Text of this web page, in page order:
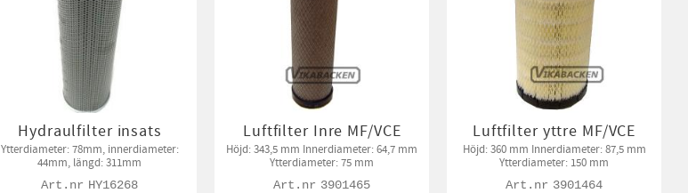
Hydraulfilter insats
Ytterdiameter: 78mm, innerdiameter:
44mm, längd: 311mm
HY16268
Luftfilter Inre MF/VCE
Höjd: 343,5 mm Innerdiameter: 64,7 mm
Ytterdiameter: 75 mm
3901465
Luftfilter yttre MF/VCE
Höjd: 360 mm Innerdiameter: 87,5 mm
Ytterdiameter: 150 mm
3901464